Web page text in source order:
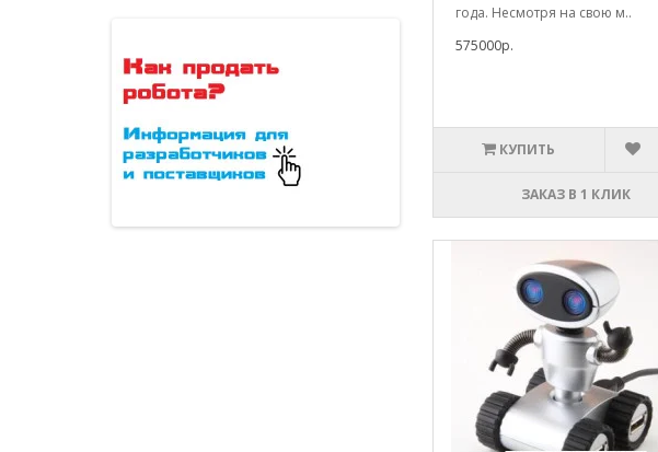
года. Несмотря на свою м..
575000р.
КУПИТЬ
ЗАКАЗ В 1 КЛИК